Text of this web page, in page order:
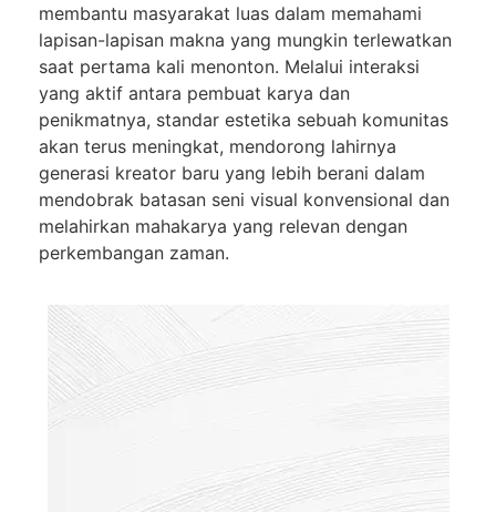
membantu masyarakat luas dalam memahami
lapisan-lapisan makna yang mungkin terlewatkan
saat pertama kali menonton. Melalui interaksi
yang aktif antara pembuat karya dan
penikmatnya, standar estetika sebuah komunitas
akan terus meningkat, mendorong lahirnya
generasi kreator baru yang lebih berani dalam
mendobrak batasan seni visual konvensional dan
melahirkan mahakarya yang relevan dengan
perkembangan zaman.